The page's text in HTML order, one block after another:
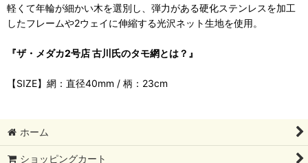
軽くて年輪が細かい木を選別し、弾力がある硬化ステンレスを加工
したフレームや2ウェイに伸縮する光沢ネット生地を使用。
『ザ・メダカ2号店 古川氏のタモ網とは？』
【SIZE】網：直径40mm / 柄：23cm
ホーム
ショッピングカート